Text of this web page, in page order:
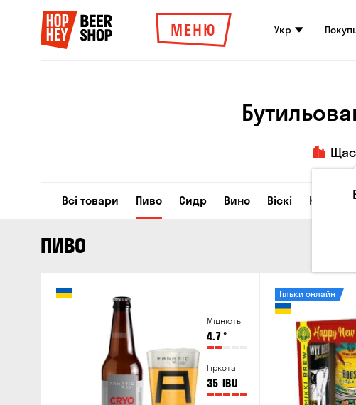
МЕНЮ Укр
Всі товари Пиво Сидр Вино Віскі Коктейлі
ПИВО
Міцність
4.7°
Гіркота
35 IBU
Тільки онлайн